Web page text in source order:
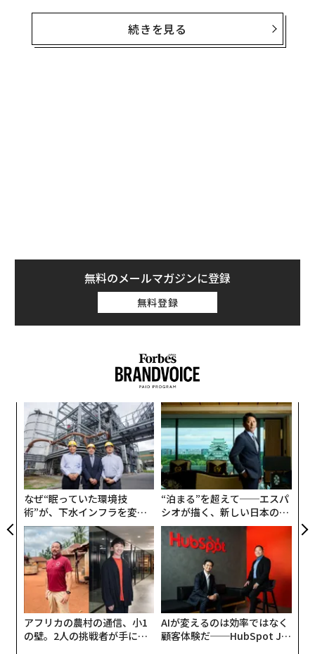
興味深いタイミングだ。2026年の第1四半期には、
このイノベーションのスピードは、大半の組織が過去10
年間に経験してきたものとは全く異なる計画環境を生み
出している。テクノロジーがこれほど急速に進化する
するたびに、優先順位はシフトする。チームは1四半期
前には想定していなかったユースケースを発見し、ベン
ダーは既存プロジェクトの投資対効果（経済性）を一変
させるような機能を導入する。
年の初めに策定されたロードマップは、年末になっても
依然として価値ある戦略的指針を含んでいるかもしれな
いが、その前提条件の多くは途中で変化する可能性があ
る。テクノロジー自体の進化スピードが加速しているた
め、組織は意思決定をより頻繁に見直さざるを得なくな
っている。
想定以上のスピードで風化するロードマップ
多くの組織は、従来のトランスフォーメーション・プロ
グラムと同じアプローチをいまだにAIに対して適用して
いる。リーダーシップチームは何カ月もかけて計画を策
定し、将来あるべきアーキテクチャを定義し、複数年に
続きを見る
無料のメールマガジンに登録
無料登録
なぜ“眠っていた環境技
術”が、下水インフラを変え
たのか──産総研×月島JFE
アクアソリューションの10年
“泊まる”を超えて──エスパ
シオが描く、新しい日本のラ
グジュアリー（前編）
アフリカの農村の通信、小1
の壁。2人の挑戦者が手にし
AIが変えるのは効率ではなく
顧客体験だ──HubSpot Ja